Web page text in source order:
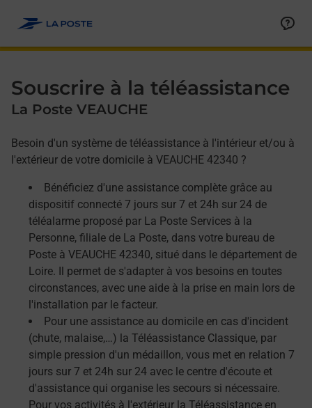
Souscrire à la téléassistance
La Poste VEAUCHE
Besoin d'un système de téléassistance à l'intérieur et/ou à
l'extérieur de votre domicile à VEAUCHE 42340 ?
Bénéficiez d'une assistance complète grâce au
dispositif connecté 7 jours sur 7 et 24h sur 24 de
téléalarme proposé par La Poste Services à la
Personne, filiale de La Poste, dans votre bureau de
Poste à VEAUCHE 42340, situé dans le département de
Loire. Il permet de s'adapter à vos besoins en toutes
circonstances, avec une aide à la prise en main lors de
l'installation par le facteur.
Pour une assistance au domicile en cas d'incident
(chute, malaise,…) la Téléassistance Classique, par
simple pression d'un médaillon, vous met en relation 7
jours sur 7 et 24h sur 24 avec le centre d'écoute et
d'assistance qui organise les secours si nécessaire.
Pour vos activités à l'extérieur la Téléassistance en